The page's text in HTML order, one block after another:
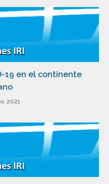
19 en el continente
2021